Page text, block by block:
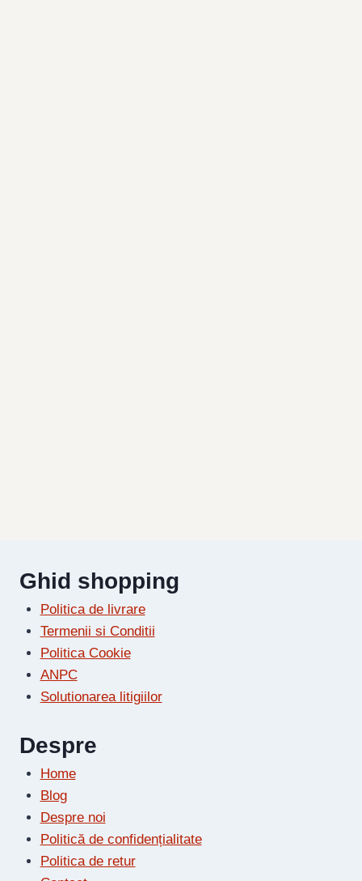
Ghid shopping
Politica de livrare
Termenii si Conditii
Politica Cookie
ANPC
Solutionarea litigiilor
Despre
Home
Blog
Despre noi
Politică de confidențialitate
Politica de retur